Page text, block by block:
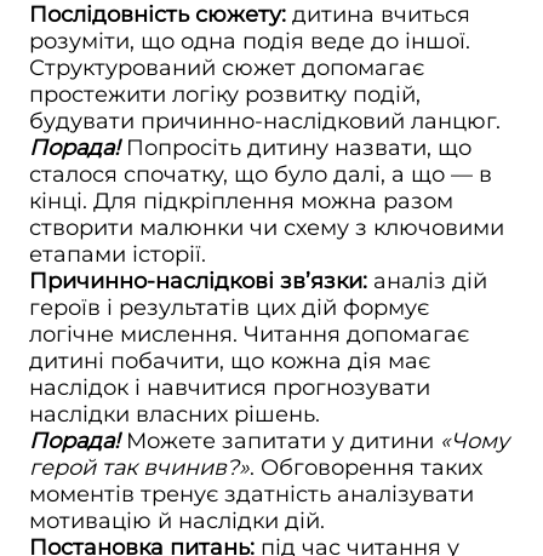
Послідовність сюжету: дитина вчиться
розуміти, що одна подія веде до іншої.
Структурований сюжет допомагає
простежити логіку розвитку подій,
будувати причинно-наслідковий ланцюг.
Порада!Попросіть дитину назвати, що
сталося спочатку, що було далі, а що — в
кінці. Для підкріплення можна разом
створити малюнки чи схему з ключовими
етапами історії.
Причинно-наслідкові зв’язки: аналіз дій
героїв і результатів цих дій формує
логічне мислення. Читання допомагає
дитині побачити, що кожна дія має
наслідок і навчитися прогнозувати
наслідки власних рішень.
Порада!Можете запитати у дитини «Чому
герой так вчинив?». Обговорення таких
моментів тренує здатність аналізувати
мотивацію й наслідки дій.
Постановка питань: під час читання у